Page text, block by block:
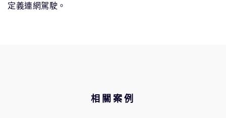
定義連網駕駛。
相關案例